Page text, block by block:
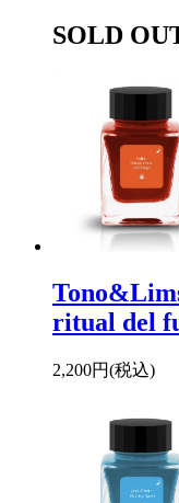
SOLD
ritual del
2,200円(税込)